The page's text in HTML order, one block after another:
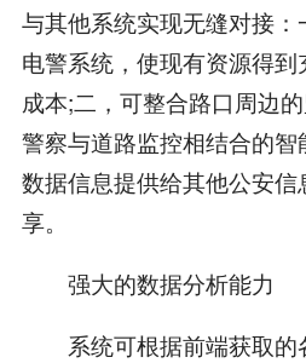
与其他系统实现无缝对接
电警系统，使现有资源得
成本;二，可整合路口周边
警察与道路监控相结合的
数据信息提供给其他公安
享。
强大的数据分析能力
系统可根据前端获取的